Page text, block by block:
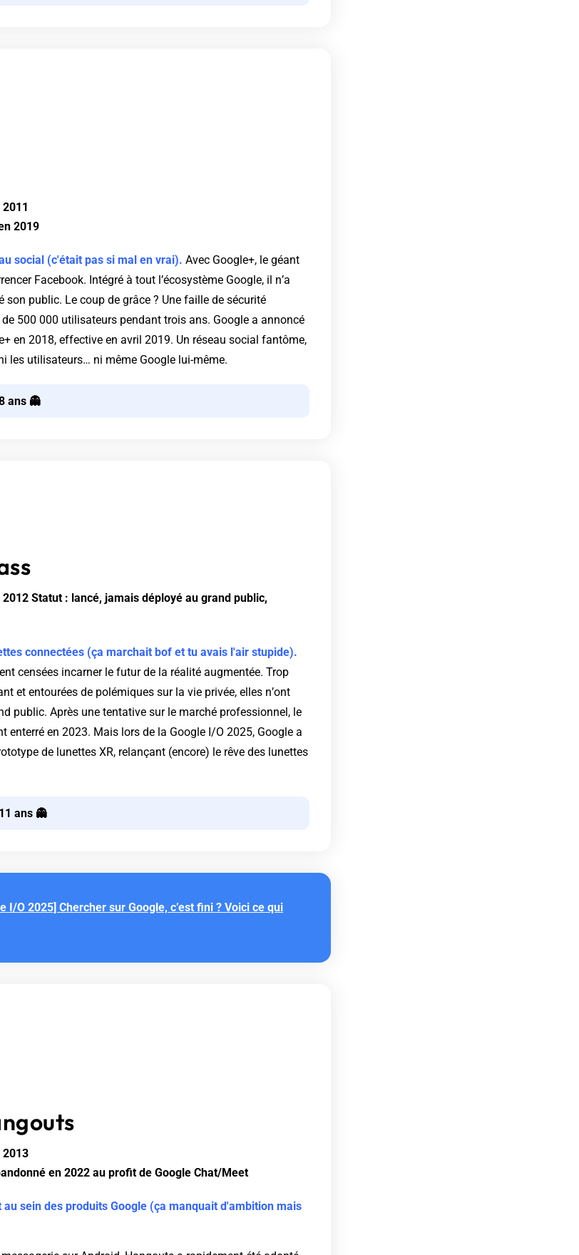
2019
social (c'était pas si mal en vrai). Avec Google+, le géant
Facebook. Intégré à tout l’écosystème Google, il n’a
son public. Le coup de grâce ? Une faille de sécurité
500 000 utilisateurs pendant trois ans. Google a annoncé
en 2018, effective en avril 2019. Un réseau social fantôme,
les utilisateurs… ni même Google lui-même.
ans 👻
2012 Statut : lancé, jamais déployé au grand public,
connectées (ça marchait bof et tu avais l'air stupide).
censées incarner le futur de la réalité augmentée. Trop
et entourées de polémiques sur la vie privée, elles n’ont
public. Après une tentative sur le marché professionnel, le
enterré en 2023. Mais lors de la Google I/O 2025, Google a
de lunettes XR, relançant (encore) le rêve des lunettes
11 ans 👻
I/O 2025] Chercher sur Google, c’est fini ? Voici ce qui
2013
en 2022 au profit de Google Chat/Meet
au sein des produits Google (ça manquait d'ambition mais